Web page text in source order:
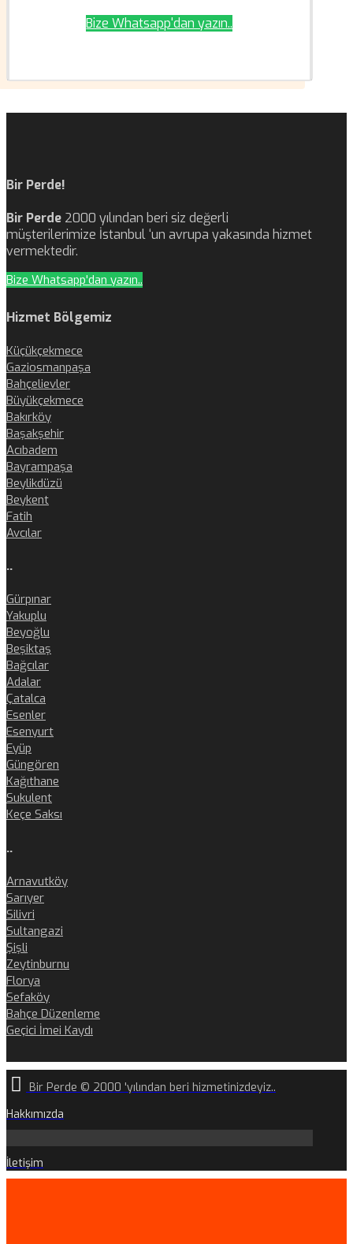
Bize Whatsapp'dan yazın..
Bir Perde!
Bir Perde 2000 yılından beri siz değerli
müşterilerimize İstanbul ‘un avrupa yakasında hizmet
vermektedir.
Bize Whatsapp'dan yazın..
Hizmet Bölgemiz
Küçükçekmece
Gaziosmanpaşa
Bahçelievler
Büyükçekmece
Bakırköy
Başakşehir
Acıbadem
Bayrampaşa
Beylikdüzü
Beykent
Fatih
Avcılar
..
Gürpınar
Yakuplu
Beyoğlu
Beşiktaş
Bağcılar
Adalar
Çatalca
Esenler
Esenyurt
Eyüp
Güngören
Kağıthane
Sukulent
Keçe Saksı
..
Arnavutköy
Sarıyer
Silivri
Sultangazi
Şişli
Zeytinburnu
Florya
Sefaköy
Bahçe Düzenleme
Geçici İmei Kaydı
Bir Perde © 2000 'yılından beri hizmetinizdeyiz..
Hakkımızda
İletişim